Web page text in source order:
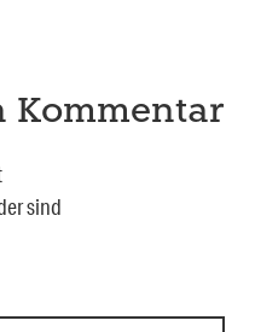
Kommentar
sind